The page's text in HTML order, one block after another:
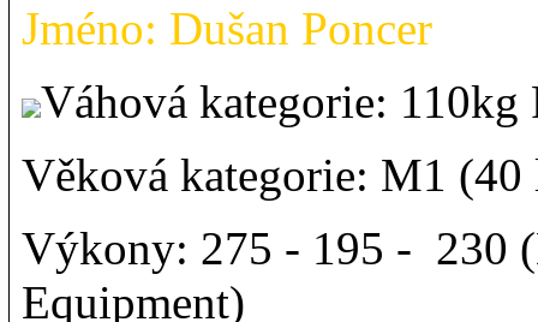
Jméno: Dušan Poncer
Váhová kategorie: 110kg
Věková kategorie: M1 (40
Výkony: 275 - 195 - 230
Equipment)